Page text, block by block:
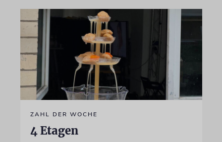
ZAHL DER WOCHE
4 Etagen